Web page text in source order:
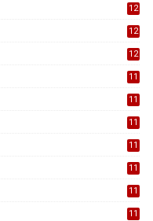
12
12
12
11
11
11
11
11
11
11